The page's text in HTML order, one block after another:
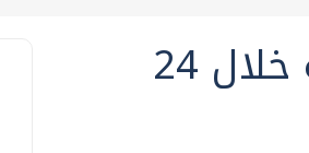
ضبط 16 ألفا و853 قضية متنوعة خلال 24